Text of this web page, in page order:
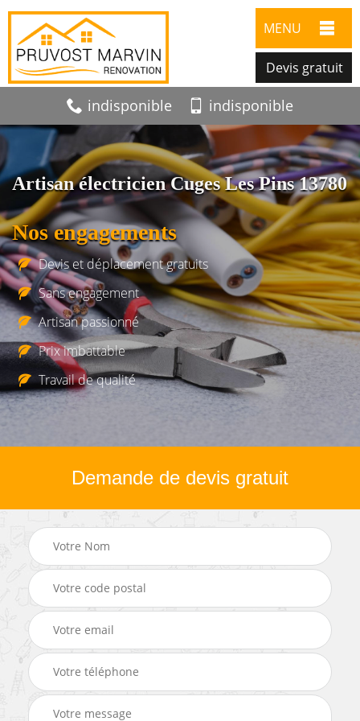
MENU
Devis gratuit
indisponible indisponible
Artisan électricien Cuges Les Pins 13780
Nos engagements
Devis et déplacement gratuits
Sans engagement
Artisan passionné
Prix imbattable
Travail de qualité
Demande de devis gratuit